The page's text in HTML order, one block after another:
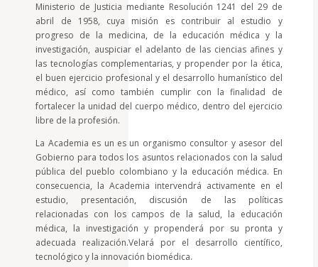
Ministerio de Justicia mediante Resolución 1241 del 29 de
abril de 1958, cuya misión es contribuir al estudio y
progreso de la medicina, de la educación médica y la
investigación, auspiciar el adelanto de las ciencias afines y
las tecnologías complementarias, y propender por la ética,
el buen ejercicio profesional y el desarrollo humanístico del
médico, así como también cumplir con la finalidad de
fortalecer la unidad del cuerpo médico, dentro del ejercicio
libre de la profesión.
La Academia es un es un organismo consultor y asesor del
Gobierno para todos los asuntos relacionados con la salud
pública del pueblo colombiano y la educación médica. En
consecuencia, la Academia intervendrá activamente en el
estudio, presentación, discusión de las políticas
relacionadas con los campos de la salud, la educación
médica, la investigación y propenderá por su pronta y
adecuada realización.Velará por el desarrollo científico,
tecnológico y la innovación biomédica.